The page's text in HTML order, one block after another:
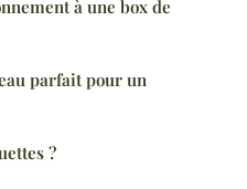
à une box de
parfait pour un
?